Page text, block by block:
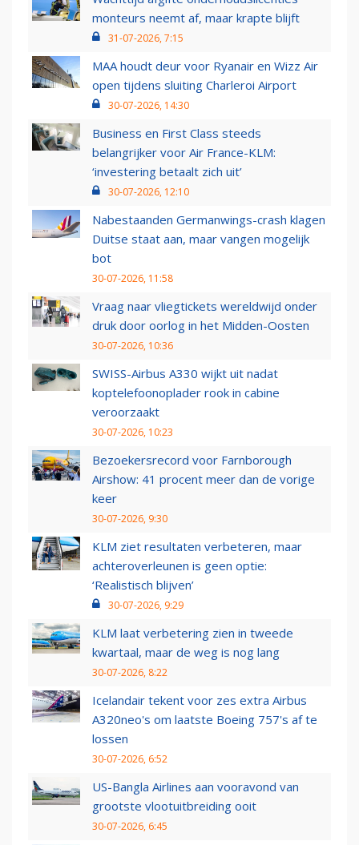
monteurs neemt af, maar krapte blijft
31-07-2026, 7:15
MAA houdt deur voor Ryanair en Wizz Air
open tijdens sluiting Charleroi Airport
30-07-2026, 14:30
Business en First Class steeds
belangrijker voor Air France-KLM:
‘investering betaalt zich uit’
30-07-2026, 12:10
Nabestaanden Germanwings-crash klagen
Duitse staat aan, maar vangen mogelijk
bot
30-07-2026, 11:58
Vraag naar vliegtickets wereldwijd onder
druk door oorlog in het Midden-Oosten
30-07-2026, 10:36
SWISS-Airbus A330 wijkt uit nadat
koptelefoonoplader rook in cabine
veroorzaakt
30-07-2026, 10:23
Bezoekersrecord voor Farnborough
Airshow: 41 procent meer dan de vorige
keer
30-07-2026, 9:30
KLM ziet resultaten verbeteren, maar
achteroverleunen is geen optie:
‘Realistisch blijven’
30-07-2026, 9:29
KLM laat verbetering zien in tweede
kwartaal, maar de weg is nog lang
30-07-2026, 8:22
Icelandair tekent voor zes extra Airbus
A320neo's om laatste Boeing 757's af te
lossen
30-07-2026, 6:52
US-Bangla Airlines aan vooravond van
grootste vlootuitbreiding ooit
30-07-2026, 6:45